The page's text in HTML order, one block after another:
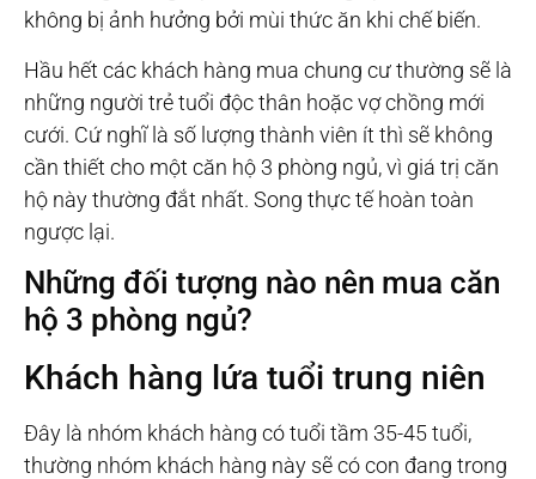
không bị ảnh hưởng bởi mùi thức ăn khi chế biến.
Hầu hết các khách hàng mua chung cư thường sẽ là
những người trẻ tuổi độc thân hoặc vợ chồng mới
cưới. Cứ nghĩ là số lượng thành viên ít thì sẽ không
cần thiết cho một căn hộ 3 phòng ngủ, vì giá trị căn
hộ này thường đắt nhất. Song thực tế hoàn toàn
ngược lại.
Những đối tượng nào nên mua căn
hộ 3 phòng ngủ?
Khách hàng lứa tuổi trung niên
Đây là nhóm khách hàng có tuổi tầm 35-45 tuổi,
thường nhóm khách hàng này sẽ có con đang trong